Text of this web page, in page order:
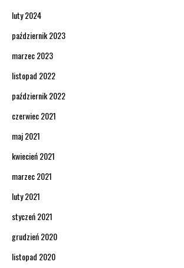
luty 2024
październik 2023
marzec 2023
listopad 2022
październik 2022
czerwiec 2021
maj 2021
kwiecień 2021
marzec 2021
luty 2021
styczeń 2021
grudzień 2020
listopad 2020